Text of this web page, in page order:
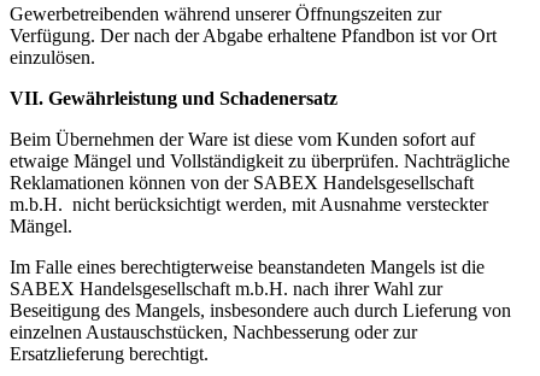
Gewerbetreibenden während unserer Öffnungszeiten zur
Verfügung. Der nach der Abgabe erhaltene Pfandbon ist vor Ort
einzulösen.
VII. Gewährleistung und Schadenersatz
Beim Übernehmen der Ware ist diese vom Kunden sofort auf
etwaige Mängel und Vollständigkeit zu überprüfen. Nachträgliche
Reklamationen können von der SABEX Handelsgesellschaft
m.b.H. nicht berücksichtigt werden, mit Ausnahme versteckter
Mängel.
Im Falle eines berechtigterweise beanstandeten Mangels ist die
SABEX Handelsgesellschaft m.b.H. nach ihrer Wahl zur
Beseitigung des Mangels, insbesondere auch durch Lieferung von
einzelnen Austauschstücken, Nachbesserung oder zur
Ersatzlieferung berechtigt.